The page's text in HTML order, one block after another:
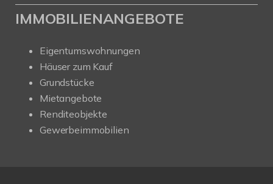
IMMOBILIENANGEBOTE
Eigentumswohnungen
Häuser zum Kauf
Grundstücke
Mietangebote
Renditeobjekte
Gewerbeimmobilien